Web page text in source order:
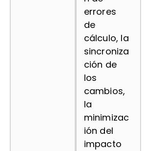
errores
de
cálculo, la
sincroniza
ción de
los
cambios,
la
minimizac
ión del
impacto